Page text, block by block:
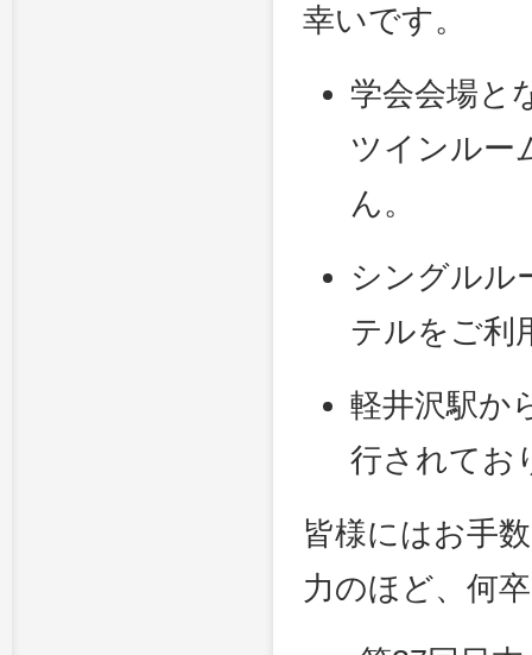
幸いです。
学会会場と
ツインルー
ん。
シングルル
テルをご利
軽井沢駅か
行されてお
皆様にはお手
力のほど、何